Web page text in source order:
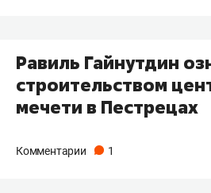
Равиль Гайнутдин
строительством
мечети в Пестрецах
Комментарии 1